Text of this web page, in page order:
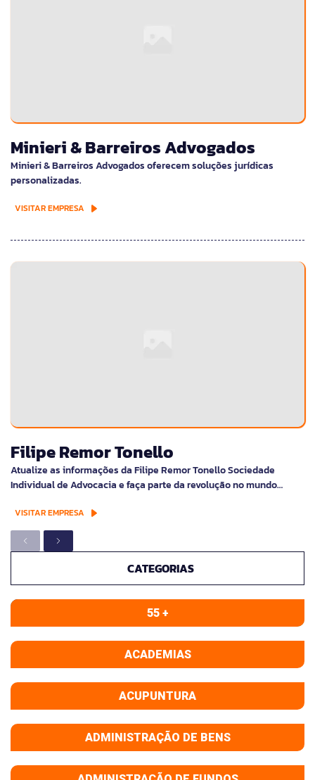
Minieri & Barreiros Advogados
Minieri & Barreiros Advogados oferecem soluções jurídicas
personalizadas.
VISITAR EMPRESA
Filipe Remor Tonello
Atualize as informações da Filipe Remor Tonello Sociedade
Individual de Advocacia e faça parte da revolução no mundo…
VISITAR EMPRESA
CATEGORIAS
55 +
ACADEMIAS
ACUPUNTURA
ADMINISTRAÇÃO DE BENS